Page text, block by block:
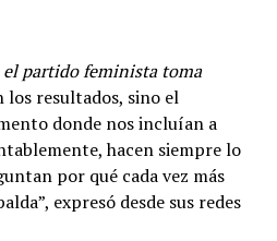
el partido feminista toma
resultados, sino el
donde nos incluían a
hacen siempre lo
por qué cada vez más
expresó desde sus redes